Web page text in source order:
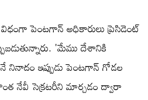
పెంటగాన్ అధికారులు ప్రెసిడెంట్
'మేము దేశానికి
నినాదం ఇప్పుడు పెంటగాన్ గోడల
నేవీ సెక్రటరీని మార్చడం ద్వారా